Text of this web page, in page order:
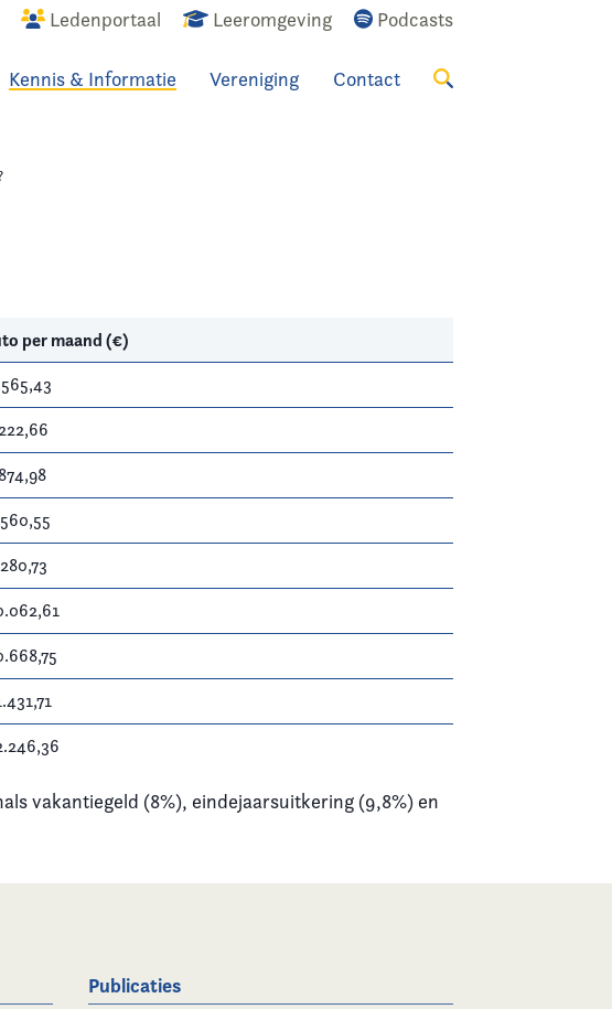
Ledenportaal Leeromgeving Podcasts
Kennis & Informatie Vereniging Contact
per maand (€)
vakantiegeld (8%), eindejaarsuitkering (9,8%) en
Publicaties